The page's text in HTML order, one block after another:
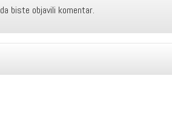
da biste objavili komentar.